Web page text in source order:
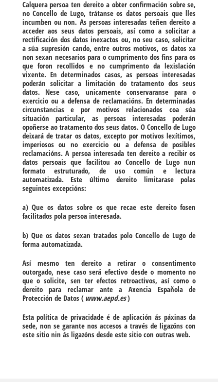
Calquera persoa ten dereito a obter confirmación sobre se,
no Concello de Lugo, trátanse os datos persoais que lles
incumben ou non. As persoas interesadas teñen dereito a
acceder aos seus datos persoais, así como a solicitar a
rectificación dos datos inexactos ou, no seu caso, solicitar
a súa supresión cando, entre outros motivos, os datos xa
non sexan necesarios para o cumprimento dos fins para os
que foron recollidos e no cumprimento da lexislación
vixente. En determinados casos, as persoas interesadas
poderán solicitar a limitación do tratamento dos seus
datos. Nese caso, unicamente conservaranse para o
exercicio ou a defensa de reclamacións. En determinadas
circunstancias e por motivos relacionados coa súa
situación particular, as persoas interesadas poderán
opoñerse ao tratamento dos seus datos. O Concello de Lugo
deixará de tratar os datos, excepto por motivos lexítimos,
imperiosos ou no exercicio ou a defensa de posibles
reclamacións. A persoa interesada ten dereito a recibir os
datos persoais que facilitou ao Concello de Lugo nun
formato estruturado, de uso común e lectura
automatizada. Este último dereito limitarase polas
seguintes excepcións:
a) Que os datos sobre os que recae este dereito fosen
facilitados pola persoa interesada.
b) Que os datos sexan tratados polo Concello de Lugo de
forma automatizada.
Así mesmo ten dereito a retirar o consentimento
outorgado, nese caso será efectivo desde o momento no
que o solicite, sen ter efectos retroactivos, así como o
dereito para reclamar ante a Axencia Española de
Protección de Datos ( www.aepd.es)
Esta política de privacidade é de aplicación ás páxinas da
sede, non se garante nos accesos a través de ligazóns con
este sitio nin ás ligazóns desde este sitio con outras web.